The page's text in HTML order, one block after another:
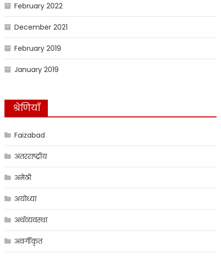
February 2022
December 2021
February 2019
January 2019
श्रेणियाँ
Faizabad
अंतरराष्ट्रीय
अमेठी
अयोध्या
अर्थव्यवस्था
अवर्गीकृत